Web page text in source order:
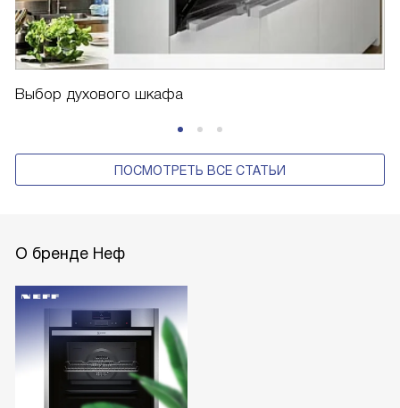
Выбор духового шкафа
ПОСМОТРЕТЬ ВСЕ СТАТЬИ
О бренде Неф